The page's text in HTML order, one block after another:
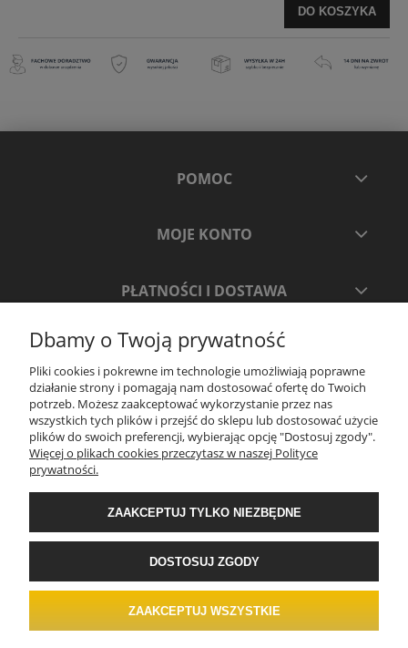
DO KOSZYKA
POMOC
MOJE KONTO
PŁATNOŚCI I DOSTAWA
INFORMACJE
O NAS
Realizacja: ADVERTNET.PL
Dbamy o Twoją prywatność
Pliki cookies i pokrewne im technologie umożliwiają poprawne
działanie strony i pomagają nam dostosować ofertę do Twoich
potrzeb. Możesz zaakceptować wykorzystanie przez nas
wszystkich tych plików i przejść do sklepu lub dostosować użycie
plików do swoich preferencji, wybierając opcję "Dostosuj zgody".
Więcej o plikach cookies przeczytasz w naszej Polityce
prywatności.
ZAAKCEPTUJ TYLKO NIEZBĘDNE
DOSTOSUJ ZGODY
ZAAKCEPTUJ WSZYSTKIE